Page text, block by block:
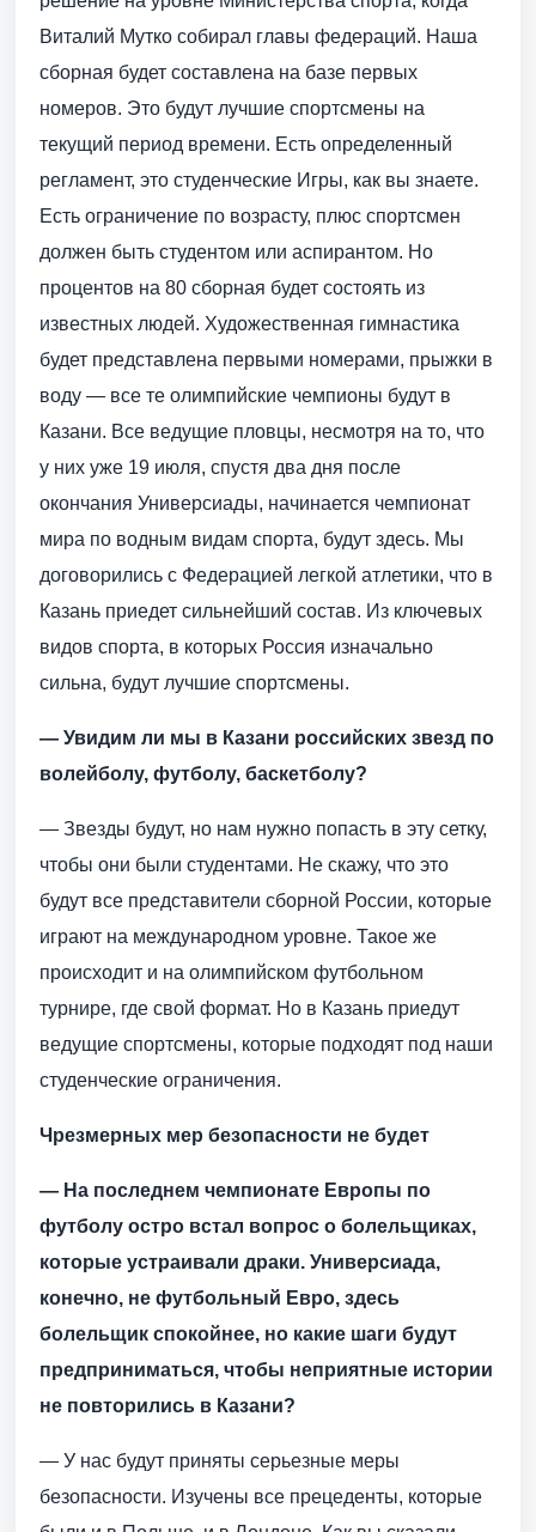
Виталий Мутко собирал главы федераций. Наша
сборная будет составлена на базе первых
номеров. Это будут лучшие спортсмены на
текущий период времени. Есть определенный
регламент, это студенческие Игры, как вы знаете.
Есть ограничение по возрасту, плюс спортсмен
должен быть студентом или аспирантом. Но
процентов на 80 сборная будет состоять из
известных людей. Художественная гимнастика
будет представлена первыми номерами, прыжки в
воду — все те олимпийские чемпионы будут в
Казани. Все ведущие пловцы, несмотря на то, что
у них уже 19 июля, спустя два дня после
окончания Универсиады, начинается чемпионат
мира по водным видам спорта, будут здесь. Мы
договорились с Федерацией легкой атлетики, что в
Казань приедет сильнейший состав. Из ключевых
видов спорта, в которых Россия изначально
сильна, будут лучшие спортсмены.
— Увидим ли мы в Казани российских звезд по
волейболу, футболу, баскетболу?
— Звезды будут, но нам нужно попасть в эту сетку,
чтобы они были студентами. Не скажу, что это
будут все представители сборной России, которые
играют на международном уровне. Такое же
происходит и на олимпийском футбольном
турнире, где свой формат. Но в Казань приедут
ведущие спортсмены, которые подходят под наши
студенческие ограничения.
Чрезмерных мер безопасности не будет
— На последнем чемпионате Европы по
футболу остро встал вопрос о болельщиках,
которые устраивали драки. Универсиада,
конечно, не футбольный Евро, здесь
болельщик спокойнее, но какие шаги будут
предприниматься, чтобы неприятные истории
не повторились в Казани?
— У нас будут приняты серьезные меры
безопасности. Изучены все прецеденты, которые